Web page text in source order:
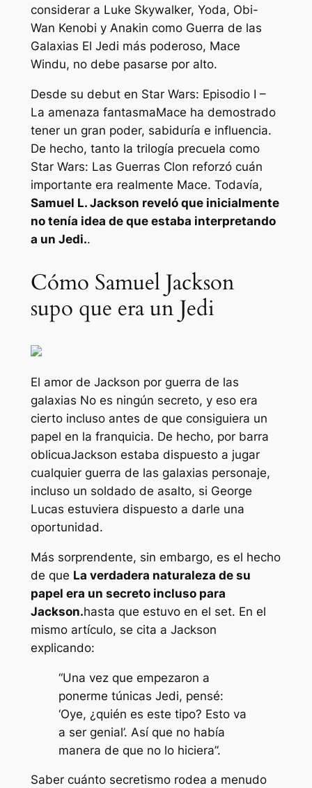
considerar a Luke Skywalker, Yoda, Obi-
Wan Kenobi y Anakin como Guerra de las
Galaxias El Jedi más poderoso, Mace
Windu, no debe pasarse por alto.
Desde su debut en Star Wars: Episodio I –
La amenaza fantasmaMace ha demostrado
tener un gran poder, sabiduría e influencia.
De hecho, tanto la trilogía precuela como
Star Wars: Las Guerras Clon reforzó cuán
importante era realmente Mace. Todavía,
Samuel L. Jackson reveló que inicialmente
no tenía idea de que estaba interpretando
a un Jedi..
Cómo Samuel Jackson
supo que era un Jedi
El amor de Jackson por guerra de las
galaxias No es ningún secreto, y eso era
cierto incluso antes de que consiguiera un
papel en la franquicia. De hecho, por barra
oblicuaJackson estaba dispuesto a jugar
cualquier guerra de las galaxias personaje,
incluso un soldado de asalto, si George
Lucas estuviera dispuesto a darle una
oportunidad.
Más sorprendente, sin embargo, es el hecho
de que La verdadera naturaleza de su
papel era un secreto incluso para
Jackson.hasta que estuvo en el set. En el
mismo artículo, se cita a Jackson
explicando:
“Una vez que empezaron a
ponerme túnicas Jedi, pensé:
‘Oye, ¿quién es este tipo? Esto va
a ser genial’. Así que no había
manera de que no lo hiciera”.
Saber cuánto secretismo rodea a menudo